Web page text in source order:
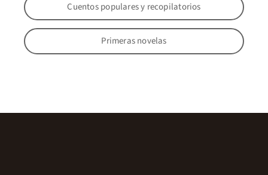
Cuentos populares y recopilatorios
Primeras novelas